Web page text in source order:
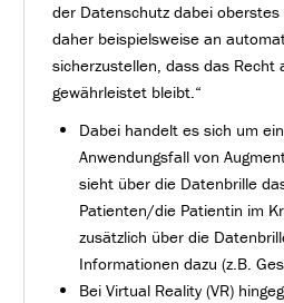
der Datenschutz dabei oberstes
daher beispielsweise an
sicherzustellen, dass das Recht
gewährleistet bleibt.“
Dabei handelt es sich um
Anwendungsfall von
sieht über die Datenbrille
Patienten/die Patientin im
zusätzlich über die
Informationen dazu (z.B.
Bei Virtual Reality (VR)